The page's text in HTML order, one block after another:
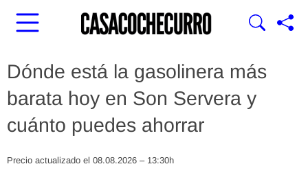
Dónde está la gasolinera más
barata hoy en Son Servera y
cuánto puedes ahorrar
Precio actualizado el 08.08.2026 – 13:30h